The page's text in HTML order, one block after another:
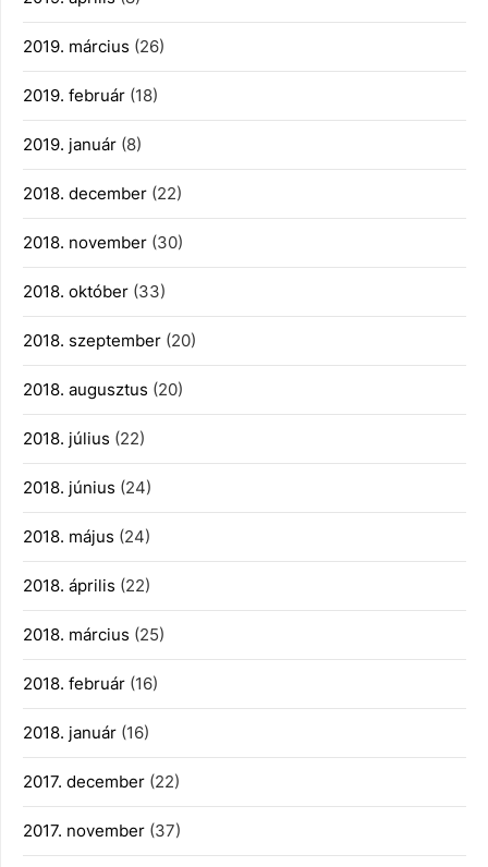
2019. március (26)
2019. február (18)
2019. január (8)
2018. december (22)
2018. november (30)
2018. október (33)
2018. szeptember (20)
2018. augusztus (20)
2018. július (22)
2018. június (24)
2018. május (24)
2018. április (22)
2018. március (25)
2018. február (16)
2018. január (16)
2017. december (22)
2017. november (37)